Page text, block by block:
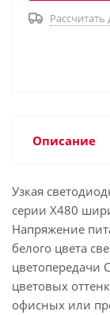
Рассчитать
Описание
Узкая
серии X480
Напряжение
белого цвета
цветопередачи
цветовых
офисных или